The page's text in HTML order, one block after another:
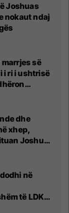
Joshuas
nokaut ndaj
marrjes së
i ri i ushtrisë
dhe
xhep,
Joshua
në
të LDK-